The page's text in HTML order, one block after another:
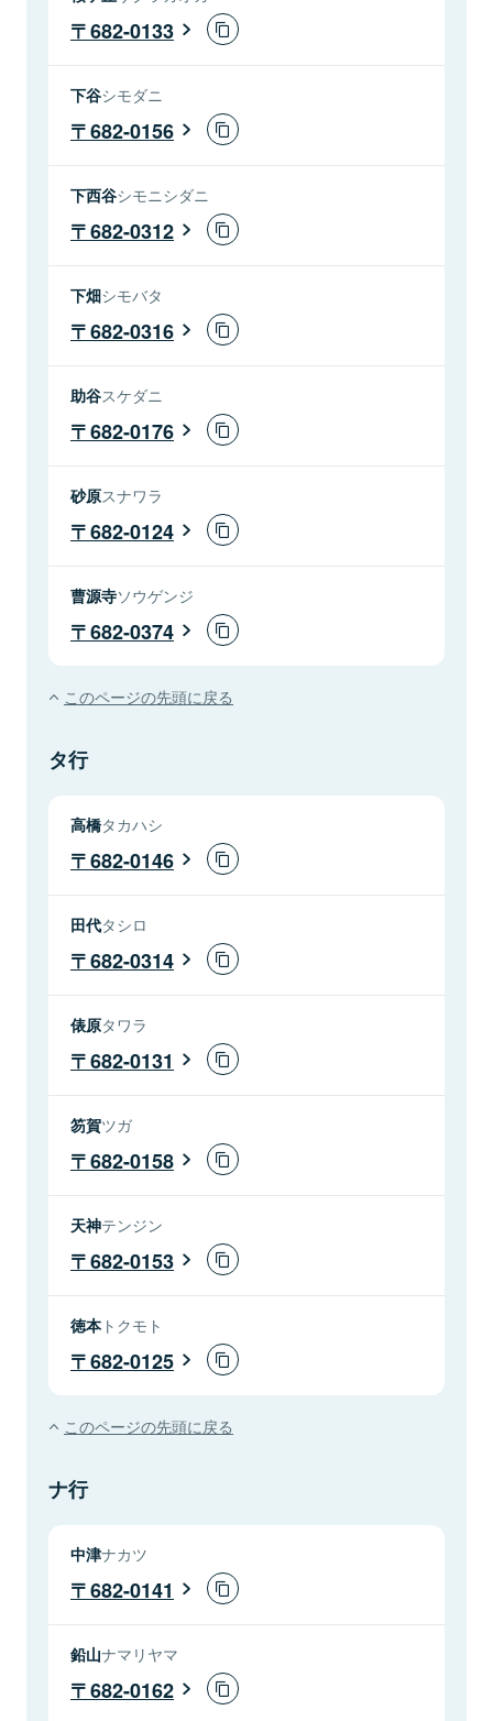
682-0133
下谷シモダニ
682-0156
下西谷シモニシダニ
682-0312
下畑シモバタ
682-0316
助谷スケダニ
682-0176
砂原スナワラ
682-0124
曹源寺ソウゲンジ
682-0374
このページの先頭に戻る
タ行
高橋タカハシ
682-0146
田代タシロ
682-0314
俵原タワラ
682-0131
笏賀ツガ
682-0158
天神テンジン
682-0153
徳本トクモト
682-0125
このページの先頭に戻る
ナ行
中津ナカツ
682-0141
鉛山ナマリヤマ
682-0162